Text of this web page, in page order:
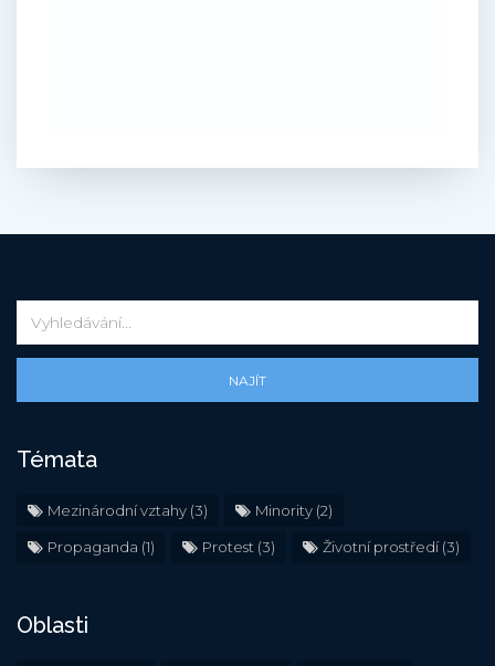
NAJÍT
Témata
Mezinárodní vztahy (3) Minority (2)
Propaganda (1) Protest (3) Životní prostředí(3)
Oblasti